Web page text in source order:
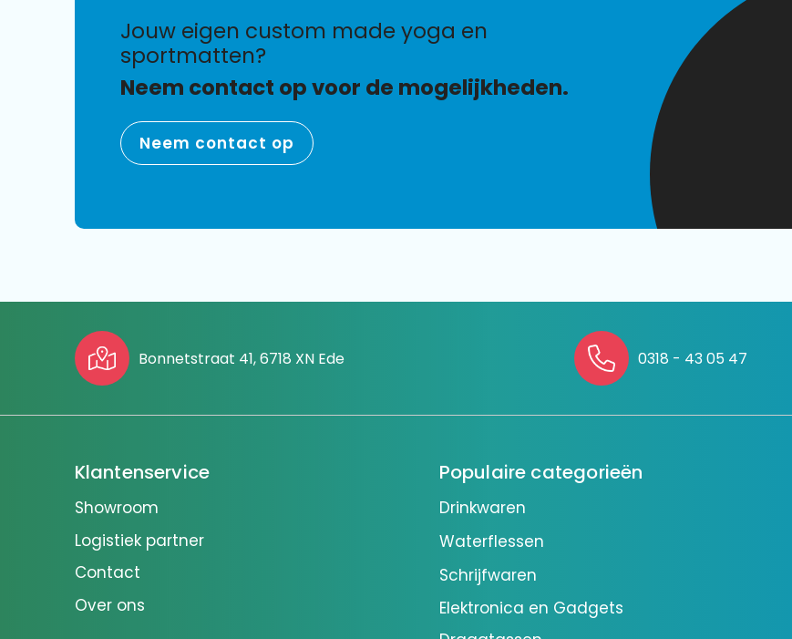
jouw eigen custom made yoga en
sportmatten?
Neem contact op voor de mogelijkheden.
Neem contact op
Bonnetstraat 41, 6718 XN Ede 0318 - 43 05 47
Klantenservice
Showroom
Logistiek partner
Contact
Over ons
Populaire categorieën
Drinkwaren
Waterflessen
Schrijfwaren
Elektronica en Gadgets